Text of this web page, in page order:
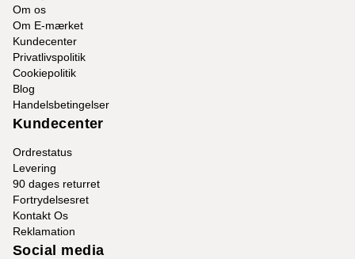
Om os
Om E-mærket
Kundecenter
Privatlivspolitik
Cookiepolitik
Blog
Handelsbetingelser
Kundecenter
Ordrestatus
Levering
90 dages returret
Fortrydelsesret
Kontakt Os
Reklamation
Social media